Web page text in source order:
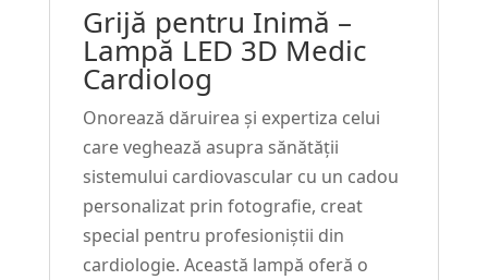
#34
Grijă pentru Inimă –
Lampă LED 3D Medic
Cardiolog
Onorează dăruirea și expertiza celui
care veghează asupra sănătății
sistemului cardiovascular cu un cadou
personalizat prin fotografie, creat
special pentru profesioniștii din
cardiologie. Această lampă oferă o